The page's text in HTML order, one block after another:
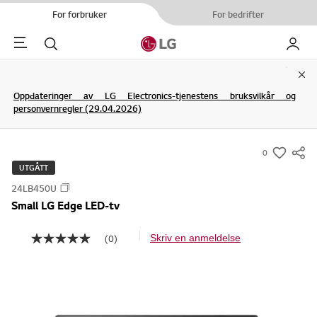
For forbruker For bedrifter
Menu Søk My LG
Oppdateringer av LG Electronics-tjenestens bruksvilkår og
personvernregler (29.04.2026)
0
s
UTGÅTT
24LB450U
Small LG Edge LED-tv
I
u
(0) Skriv en anmeldelse